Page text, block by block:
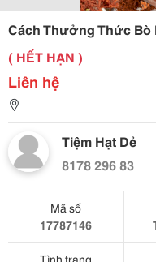
Cách Thưởng Thức Bò
( HẾT HẠN )
Liên hệ
Tiệm Hạt Dẻ
8178 296 83
Mã số
17787146
Tình trạng